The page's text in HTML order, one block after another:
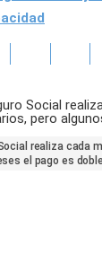
realiza cada
el pago es